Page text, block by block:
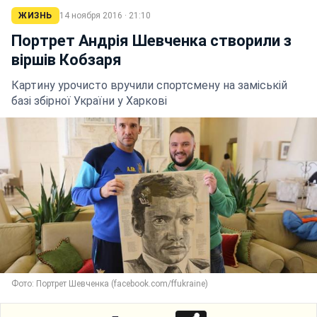
ЖИЗНЬ 14 ноября 2016 · 21:10
Портрет Андрія Шевченка створили з
віршів Кобзаря
Картину урочисто вручили спортсмену на заміській
базі збірної України у Харкові
Фото: Портрет Шевченка (facebook.com/ffukraine)